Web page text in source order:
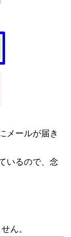
メールが届き
いるので、念
ん。